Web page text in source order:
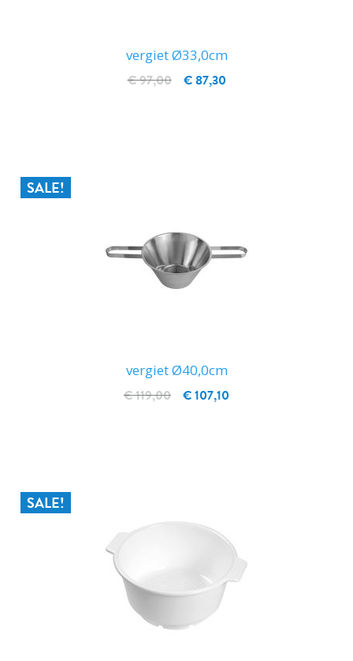
vergiet Ø33,0cm
€ 87,30
€ 97,00
SALE!
vergiet Ø40,0cm
€ 107,10
€ 119,00
SALE!